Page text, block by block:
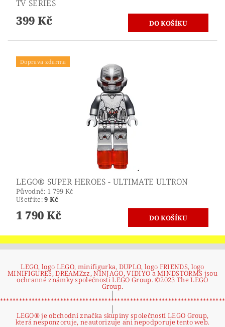
TV SERIES
399 Kč
Doprava zdarma
LEGO® SUPER HEROES - ULTIMATE ULTRON
Původně: 1 799 Kč
Ušetříte:9 Kč
1 790 Kč
LEGO, logo LEGO, minifigurka, DUPLO, logo FRIENDS, logo
MINIFIGURES, DREAMZzz, NINJAGO, VIDIYO a MINDSTORMS jsou
ochranné známky společnosti LEGO Group. ©2023 The LEGO
Group.
|
|
LEGO® je obchodní značka skupiny společností LEGO Group,
která nesponzoruje, neautorizuje ani nepodporuje tento web.